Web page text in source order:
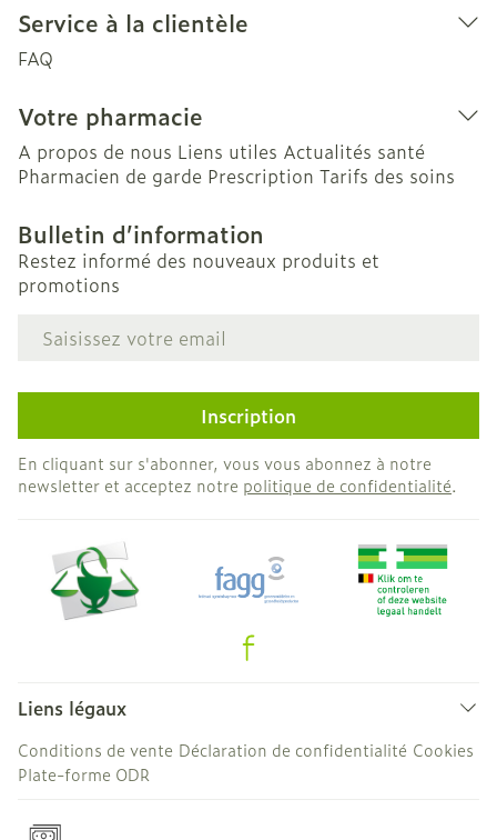
Service à la clientèle
FAQ
Votre pharmacie
A propos de nous Liens utiles Actualités santé
Pharmacien de garde Prescription Tarifs des soins
Bulletin d’information
Restez informé des nouveaux produits et
promotions
Adresse mail
Inscription
En cliquant sur s'abonner, vous vous abonnez à notre
newsletter et acceptez notre politique de confidentialité.
Liens légaux
Conditions de vente Déclaration de confidentialité Cookies
Plate-forme ODR